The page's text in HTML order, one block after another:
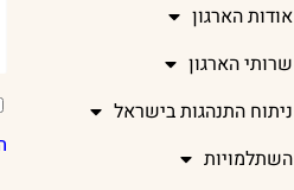
אודות הארגון
שרותי הארגון
ניתוח התנהגות בישראל
השתלמויות